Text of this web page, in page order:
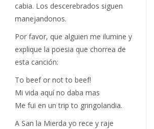
cabia. Los descerebrados siguen
manejandonos.
Por favor, que alguien me ilumine y
explique la poesia que chorrea de
esta canción:
To beef or not to beef!
Mi vida aquí no daba mas
Me fui en un trip to gringolandia.
A San la Mierda yo rece y raje